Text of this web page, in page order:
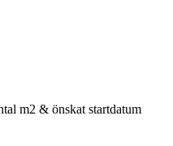
m2 & önskat startdatum